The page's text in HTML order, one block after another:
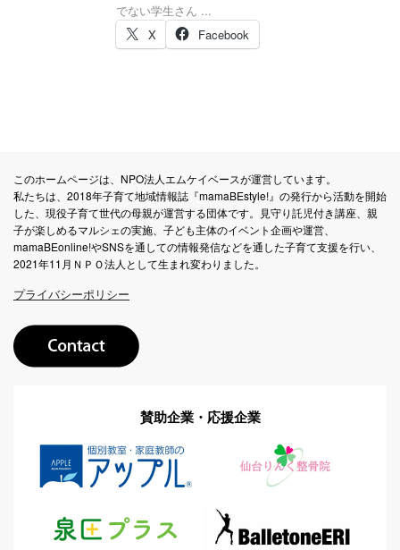
でない学生さん ...
X
Facebook
このホームページは、NPO法人エムケイベースが運営しています。
私たちは、2018年子育て地域情報誌『mamaBEstyle!』の発行から活動を開始
した、現役子育て世代の母親が運営する団体です。見守り託児付き講座、親
子が楽しめるマルシェの実施、子ども主体のイベント企画や運営、
mamaBEonline!やSNSを通しての情報発信などを通した子育て支援を行い、
2021年11月ＮＰＯ法人として生まれ変わりました。
プライバシーポリシー
賛助企業・応援企業